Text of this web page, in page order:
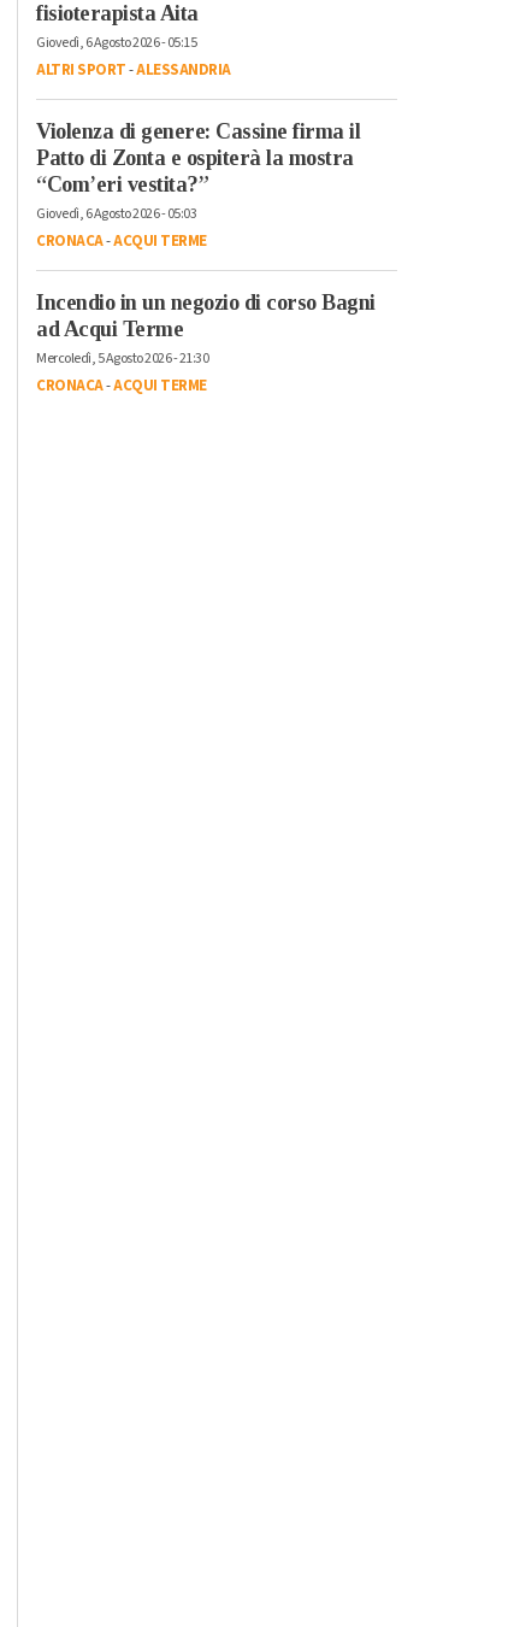
fisioterapista Aita
Giovedì, 6 Agosto 2026 - 05:15
ALTRI SPORT-ALESSANDRIA
Violenza di genere: Cassine firma il
Patto di Zonta e ospiterà la mostra
“Com’eri vestita?”
Giovedì, 6 Agosto 2026 - 05:03
CRONACA-ACQUI TERME
Incendio in un negozio di corso Bagni
ad Acqui Terme
Mercoledì, 5 Agosto 2026 - 21:30
CRONACA-ACQUI TERME